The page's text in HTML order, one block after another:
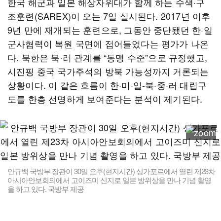
조훈련(SAREX)이 오는 7일 실시된다. 2017년 이후
9년 만에 재개되는 훈련으로, 그동안 중단됐던 한·일
군사협력이 복원 국면에 접어들었다는 평가가 나온
다. 북한은 북·러 관계를 “동맹 수준”으로 규정했고,
시진핑 중국 국가주석의 방북 가능성까지 거론되는
상황이다. 이 같은 흐름이 한·미·일-북·중·러 대립구
도를 한층 선명하게 보여준다는 분석이 제기된다.
안규백 국방부 장관이 30일 오후(현지시간) 싱가포르에서 열린 제23차
아시아안보회의에서 고이즈미 신지로 일본 방위상을 만나 기념 촬영
을 하고 있다. 국방부 제공